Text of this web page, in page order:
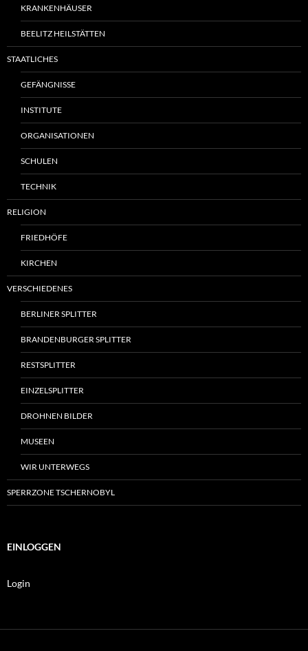
KRANKENHÄUSER
BEELITZ HEILSTÄTTEN
STAATLICHES
GEFÄNGNISSE
INSTITUTE
ORGANISATIONEN
SCHULEN
TECHNIK
RELIGION
FRIEDHÖFE
KIRCHEN
VERSCHIEDENES
BERLINER SPLITTER
BRANDENBURGER SPLITTER
RESTSPLITTER
EINZELSPLITTER
DROHNEN BILDER
MUSEEN
WIR UNTERWEGS
SPERRZONE TSCHERNOBYL
EINLOGGEN
Login